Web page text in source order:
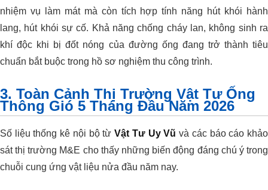
nhiệm vụ làm mát mà còn tích hợp tính năng hút khói hành
lang, hút khói sự cố. Khả năng chống cháy lan, không sinh ra
khí độc khi bị đốt nóng của đường ống đang trở thành tiêu
chuẩn bắt buộc trong hồ sơ nghiệm thu công trình.
3. Toàn Cảnh Thị Trường Vật Tư Ống
Thông Gió 5 Tháng Đầu Năm 2026
Số liệu thống kê nội bộ từVật Tư Uy Vũ và các báo cáo khảo
sát thị trường M&E cho thấy những biến động đáng chú ý trong
chuỗi cung ứng vật liệu nửa đầu năm nay.